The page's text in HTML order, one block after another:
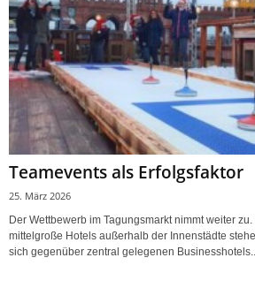
Teamevents als Erfolgsfaktor
25. März 2026
Der Wettbewerb im Tagungsmarkt nimmt weiter
mittelgroße Hotels außerhalb der Innenstädte
sich gegenüber zentral gelegenen